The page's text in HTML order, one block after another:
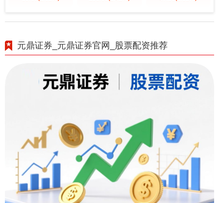
元鼎证券_元鼎证券官网_股票配资推荐